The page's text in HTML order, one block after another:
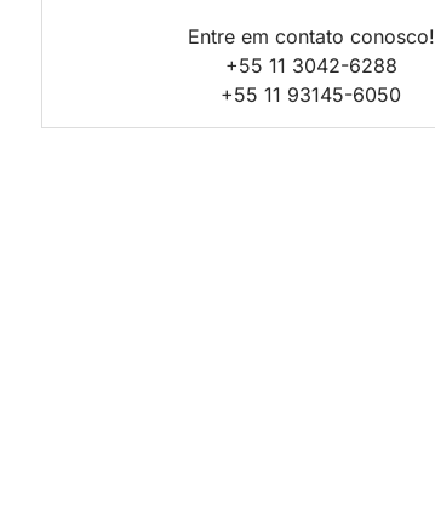
Entre em contato conosco!
+55 11 3042-6288
+55 11 93145-6050